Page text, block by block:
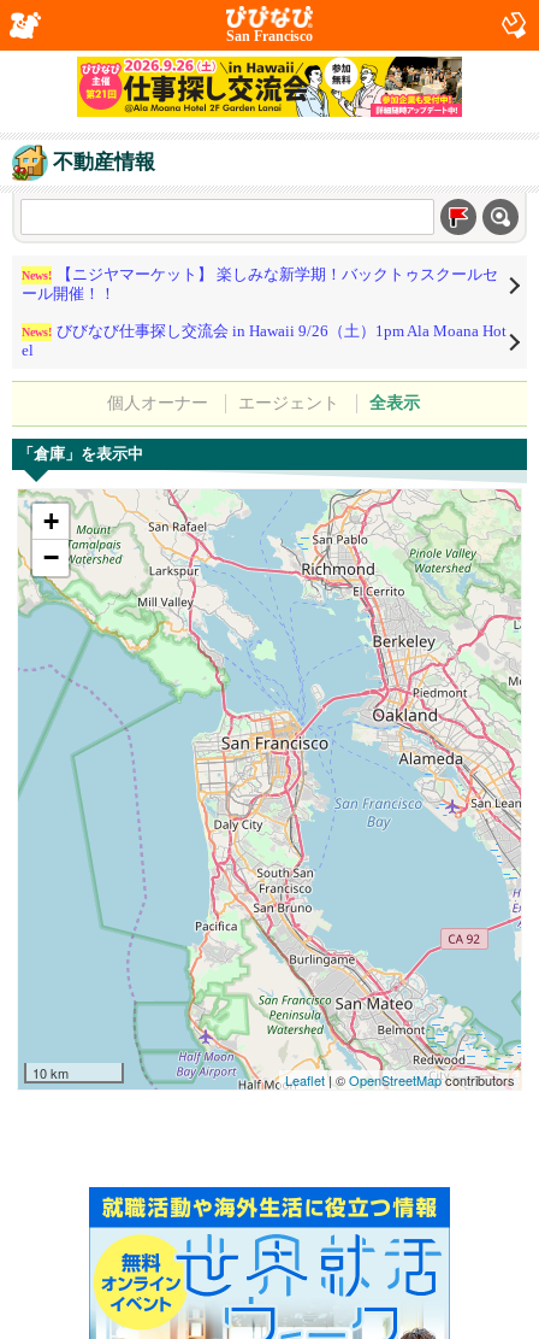
San Francisco
不動産情報
News!
【ニジヤマーケット】 楽しみな新学期！バックトゥスクールセ
ール開催！！
News! びびなび仕事探し交流会 in Hawaii 9/26（土）1pm Ala Moana Hot
el
個人オーナー エージェント 全表示
「倉庫」を表示中
+
−
10 km Leaflet| ©OpenStreetMapcontributors